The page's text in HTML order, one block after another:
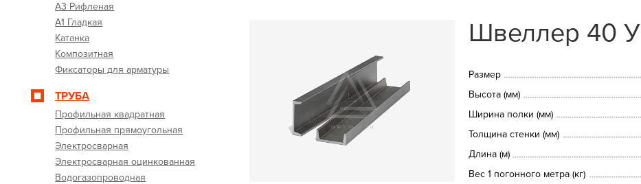
А3 Рифленая
А1 Гладкая
Катанка
Композитная
Фиксаторы для арматуры
ТРУБА
Профильная квадратная
Профильная прямоугольная
Электросварная
Электросварная оцинкованная
Водогазопроводная
Швеллер 40 У
Размер
Высота (мм)
Ширина полки (мм)
Толщина стенки (мм)
Длина (м)
Вес 1 погонного метра (кг)